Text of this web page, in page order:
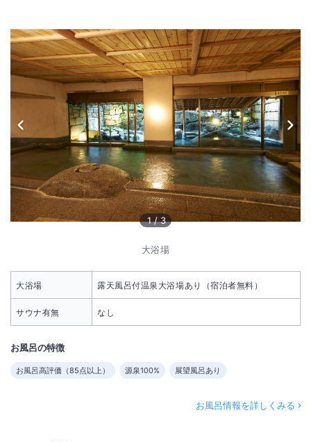
1 /3
大浴場
大浴場 露天風呂付温泉大浴場あり（宿泊者無料）
サウナ有無 なし
お風呂の特徴
お風呂高評価（85点以上） 源泉100% 展望風呂あり
お風呂情報を詳しくみる